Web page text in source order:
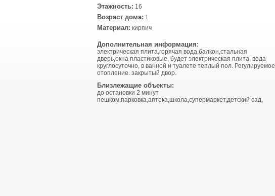
Этажность: 16
Возраст дома: 1
Материал: кирпич
Дополнительная информация:
электрическая плита,горячая вода,балкон,стальная
дверь,окна пластиковые, будет электрическая плита, вода
круглосуточно, в ванной и туалете теплый пол. Регулируемое
отопление. закрытый двор.
Близлежащие объекты:
до остановки 2 минут
пешком,парковка,аптека,школа,супермаркет,детский сад,